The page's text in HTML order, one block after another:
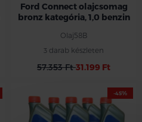
Ford Connect olajcsomag
bronz kategória, 1,0 benzin
Olaj58B
3 darab készleten
57.353 Ft31.199 Ft
-45%